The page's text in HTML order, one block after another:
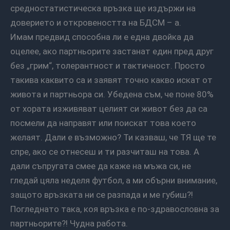
средностатистическа връзка ще издържи на
доверието и откровеността на БДСМ – а.
Имам предвид способна ли е една двойка да
оцелее, ако партньорите застанат един пред друг
без „грим“, толерантност и тактичност. Просто
такива каквито са и заявят точно какво искат от
живота и партньора си. Убедена съм, че поне 80%
от хората изживяват целият си живот без да са
посмели да направят или поискат това което
желаят. Дали е възможно? Ти казваш, че ТЯ ще те
спре, ако се отнесеш и ти разчиташ на това. А
дали съпругата смее да каже на мъжа си, не
гледай цяла неделя футбол, а ми обърни внимание,
защото връзката ни се разпада и ме губиш?!
Погледнато така, коя връзка е по-здравословна за
партньорите?! Чудна работа.